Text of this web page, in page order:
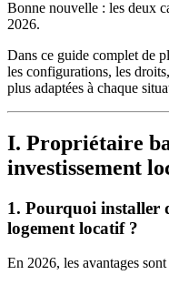
Bonne nouvelle : les deux
2026.
Dans ce guide complet de
les configurations, les
plus adaptées à chaque
I. Propriétaire
investissement
1. Pourquoi installer
logement locatif ?
En 2026, les avantages